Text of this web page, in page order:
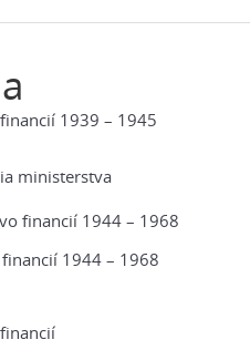
1939 – 1945
ministerstva
financií 1944 – 1968
1944 – 1968